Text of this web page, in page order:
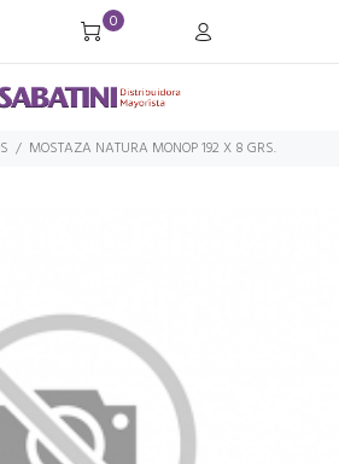
0
MOSTAZA NATURA MONOP 192 X 8 GRS.